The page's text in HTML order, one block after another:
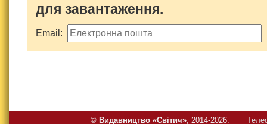
для завантаження.
Email:
© Видавництво «Свiтич», 2014-2026.